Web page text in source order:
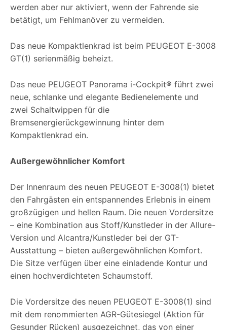
werden aber nur aktiviert, wenn der Fahrende sie
betätigt, um Fehlmanöver zu vermeiden.
Das neue Kompaktlenkrad ist beim PEUGEOT E-3008
GT(1) serienmäßig beheizt.
Das neue PEUGEOT Panorama i-Cockpit® führt zwei
neue, schlanke und elegante Bedienelemente und
zwei Schaltwippen für die
Bremsenergierückgewinnung hinter dem
Kompaktlenkrad ein.
Außergewöhnlicher Komfort
Der Innenraum des neuen PEUGEOT E-3008(1) bietet
den Fahrgästen ein entspannendes Erlebnis in einem
großzügigen und hellen Raum. Die neuen Vordersitze
– eine Kombination aus Stoff/Kunstleder in der Allure-
Version und Alcantra/Kunstleder bei der GT-
Ausstattung – bieten außergewöhnlichen Komfort.
Die Sitze verfügen über eine einladende Kontur und
einen hochverdichteten Schaumstoff.
Die Vordersitze des neuen PEUGEOT E-3008(1) sind
mit dem renommierten AGR-Gütesiegel (Aktion für
Gesunder Rücken) ausgezeichnet, das von einer